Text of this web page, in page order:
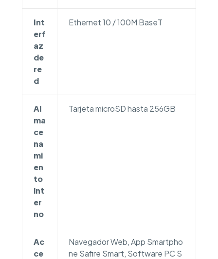
Int
erf
az
de
re
d
Ethernet 10 / 100M BaseT
Al
ma
ce
na
mi
en
to
int
er
no
Tarjeta microSD hasta 256GB
Ac
ce
Navegador Web, App Smartpho
ne Safire Smart, Software PC S